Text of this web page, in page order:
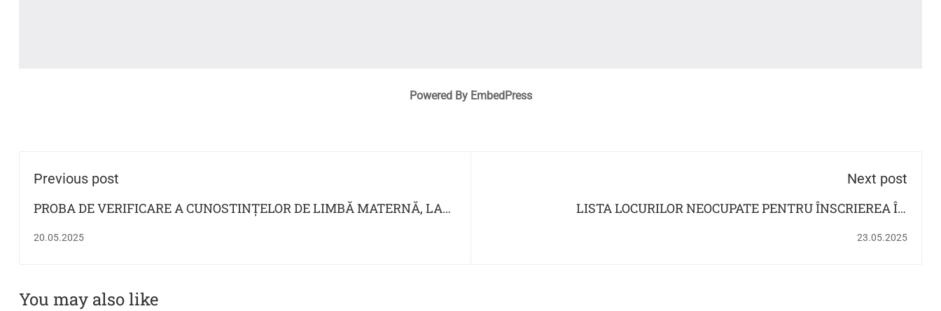
Powered By EmbedPress
Previous post
PROBA DE VERIFICARE A CUNOSTINȚELOR DE LIMBĂ MATERNĂ, LA
20.05.2025
Next post
LISTA LOCURILOR NEOCUPATE PENTRU ÎNSCRIEREA ÎN
23.05.2025
You may also like